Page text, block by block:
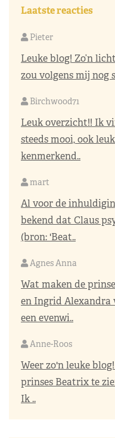
Laatste reacties
Pieter
Leuke blog! Zo’n
zou volgens mij nog
Birchwood71
Leuk overzicht!! Ik
steeds mooi, ook
kenmerkend..
mart
Al voor de
bekend dat Claus
(bron: 'Beat..
Agnes Anna
Wat maken de
en Ingrid Alexandra
een evenwi..
Anne-Roos
Weer zo'n leuke
prinses Beatrix te
Ik ..